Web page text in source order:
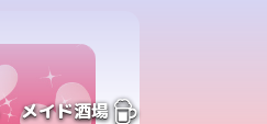
メイド酒場